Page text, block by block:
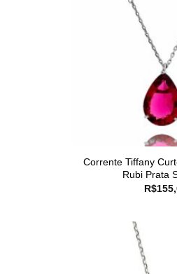
Corrente Tiffany
Rubi Prata
R$